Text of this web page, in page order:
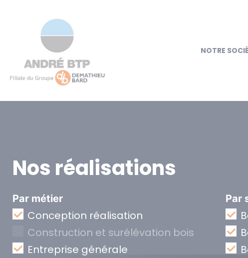
NOTRE
Nos réalisations
Par métier
Conception réalisation
Construction et surélévation bois
Entreprise générale
Par